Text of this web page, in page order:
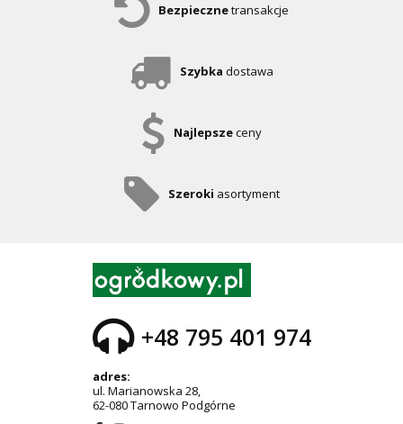
Bezpiecznetransakcje
Szybka dostawa
Najlepszeceny
Szeroki asortyment
+48 795 401 974
adres:
ul. Marianowska 28,
62-080 Tarnowo Podgórne